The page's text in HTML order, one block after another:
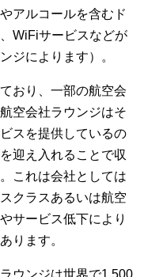
アルコールを含むド
WiFiサービスなどが
ジによります）。
おり、一部の航空会
空会社ラウンジはそ
スを提供しているの
迎え入れることで収
これは会社としては
クラスあるいは航空
サービス低下により
ります。
ウンジは世界で1,500